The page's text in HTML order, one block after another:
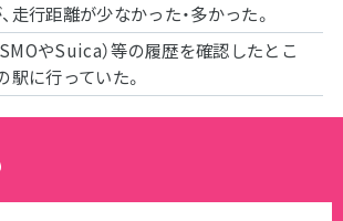
走行距離が少なかった・多かった。
やSuica）等の履歴を確認したとこ
駅に行っていた。